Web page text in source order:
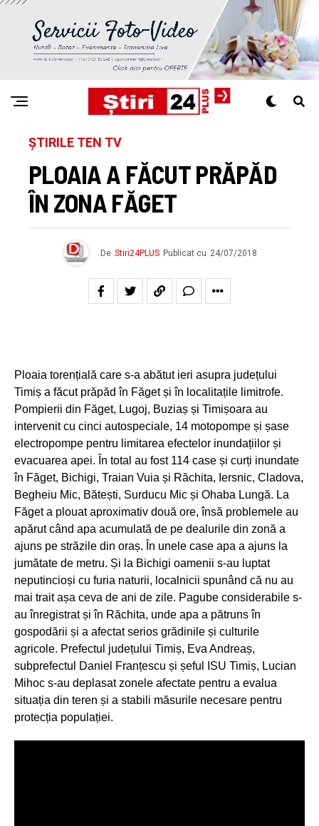
ȘTIRILE TEN TV
PLOAIA A FĂCUT PRĂPĂD
ÎN ZONA FĂGET
De Stiri24PLUS Publicat cu 24/07/2018
Ploaia torențială care s-a abătut ieri asupra județului
Timiș a făcut prăpăd în Făget și în localitațile limitrofe.
Pompierii din Făget, Lugoj, Buziaș și Timișoara au
intervenit cu cinci autospeciale, 14 motopompe și șase
electropompe pentru limitarea efectelor inundațiilor și
evacuarea apei. În total au fost 114 case și curți inundate
în Făget, Bichigi, Traian Vuia și Răchita, Iersnic, Cladova,
Begheiu Mic, Bătești, Surducu Mic și Ohaba Lungă. La
Făget a plouat aproximativ două ore, însă problemele au
apărut când apa acumulată de pe dealurile din zonă a
ajuns pe străzile din oraș. În unele case apa a ajuns la
jumătate de metru. Și la Bichigi oamenii s-au luptat
neputincioși cu furia naturii, localnicii spunând că nu au
mai trait așa ceva de ani de zile. Pagube considerabile s-
au înregistrat și în Răchita, unde apa a pătruns în
gospodării și a afectat serios grădinile și culturile
agricole. Prefectul județului Timiș, Eva Andreaș,
subprefectul Daniel Franțescu și șeful ISU Timiș, Lucian
Mihoc s-au deplasat zonele afectate pentru a evalua
situația din teren și a stabili măsurile necesare pentru
protecția populației.